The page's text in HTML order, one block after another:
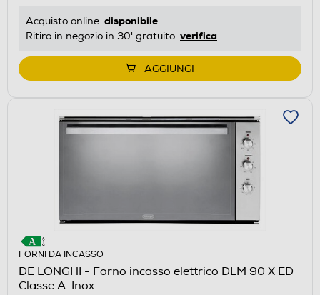
Acquisto online: disponibile
Ritiro in negozio in 30' gratuito: verifica
AGGIUNGI
FORNI DA INCASSO
DE LONGHI - Forno incasso elettrico DLM 90 X ED
Classe A-Inox